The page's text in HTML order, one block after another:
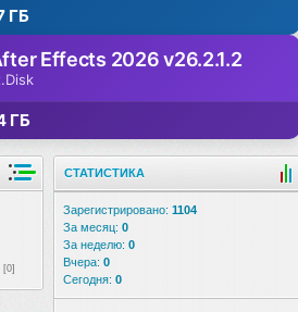
ГБ
Effects 2026 v26.2.1.2
ГБ
[0]
СТАТИСТИКА
Зарегистрировано: 1104
За месяц: 0
За неделю: 0
Вчера: 0
Сегодня: 0